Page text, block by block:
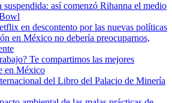
suspendida: así comenzó Rihanna el medio
en descontento por las nuevas políticas
en México no debería preocuparnos,
Te compartimos las mejores
en México
del Libro del Palacio de Minería